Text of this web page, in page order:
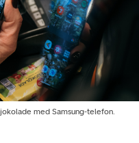
med Samsung-telefon.